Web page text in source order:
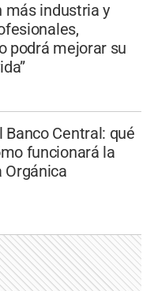
más industria y
podrá mejorar su
Banco Central: qué
funcionará la
Orgánica